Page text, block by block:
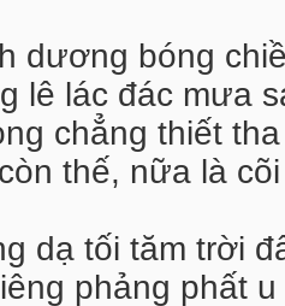
dương bóng
lê lác đác mưa
chẳng thiết tha
thế, nữa là
dạ tối tăm trời
phảng phất u